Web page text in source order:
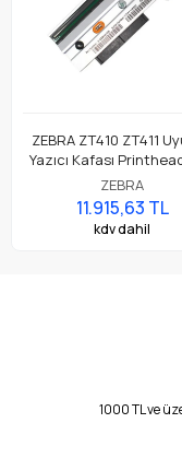
ZEBRA ZT410 ZT411
Yazıcı Kafası
Dpi Parça No:ZEBRA
11.915,63 TL
kdv dahil
1000 TL ve